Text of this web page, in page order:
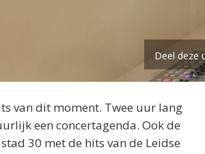
Deel
van dit moment. Twee uur lang
een concertagenda. Ook de
30 met de hits van de Leidse